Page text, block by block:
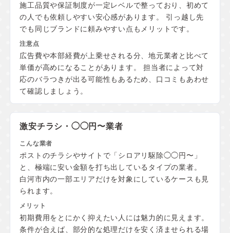
施工品質や保証制度が一定レベルで整っており、初めて
の人でも依頼しやすい安心感があります。 引っ越し先
でも同じブランドに頼みやすい点もメリットです。
広告費や本部経費が上乗せされる分、地元業者と比べて
単価が高めになることがあります。 担当者によって対
応のバラつきが出る可能性もあるため、口コミもあわせ
て確認しましょう。
激安チラシ・◯◯円〜業者
ポストのチラシやサイトで「シロアリ駆除◯◯円〜」
と、極端に安い金額を打ち出しているタイプの業者。
白河市内の一部エリアだけを対象にしているケースも見
られます。
初期費用をとにかく抑えたい人には魅力的に見えます。
条件が合えば、部分的な処理だけを安く済ませられる場